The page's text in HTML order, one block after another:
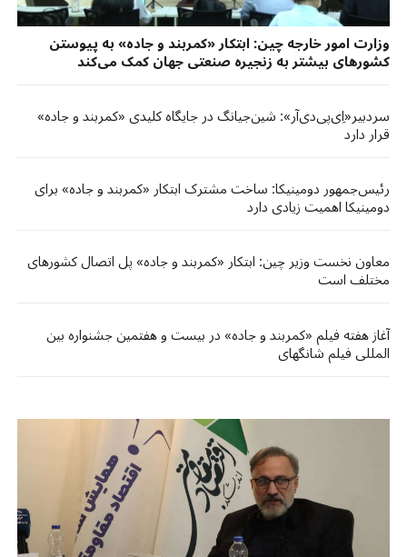
وزارت امور خارجه چین: ابتکار «کمربند و جاده» به پیوستن
کشورهای بیشتر به زنجیره صنعتی جهان کمک می‌کند​​
سردبیر«اِی‌پی‌دی‌آر»: شین‌جیانگ در جایگاه کلیدی «کمربند و جاده»
قرار دارد
رئیس‌جمهور دومینیکا: ساخت مشترک ابتکار «کمربند و جاده» برای
دومینیکا اهمیت زیادی دارد
معاون نخست وزیر چین: ابتکار «کمربند و جاده»​​ پل اتصال کشورهای
مختلف است
آغاز هفته فیلم «کمربند و جاده» در بیست و هفتمین جشنواره بین
المللی فیلم شانگهای